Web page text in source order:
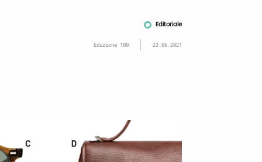
Editoriale
Edizione 100 23.06.2021